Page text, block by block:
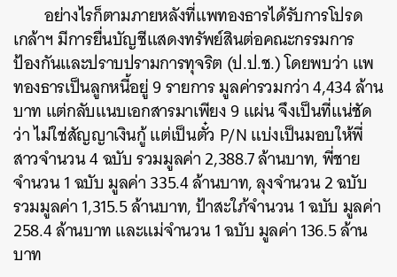
อย่างไรก็ตามภายหลังที่แพทองธารได้รับการโปรด
เกล้าฯ มีการยื่นบัญชีแสดงทรัพย์สินต่อคณะกรรมการ
ป้องกันและปราบปรามการทุจริต (ป.ป.ช.) โดยพบว่า แพ
ทองธารเป็นลูกหนี้อยู่ 9 รายการ มูลค่ารวมกว่า 4,434 ล้าน
บาท แต่กลับแนบเอกสารมาเพียง 9 แผ่น จึงเป็นที่แน่ชัด
ว่า ไม่ใช่สัญญาเงินกู้ แต่เป็นตั๋ว P/N แบ่งเป็นมอบให้พี่
สาวจำนวน 4 ฉบับ รวมมูลค่า 2,388.7 ล้านบาท, พี่ชาย
จำนวน 1 ฉบับ มูลค่า 335.4 ล้านบาท, ลุงจำนวน 2 ฉบับ
รวมมูลค่า 1,315.5 ล้านบาท, ป้าสะใภ้จำนวน 1 ฉบับ มูลค่า
258.4 ล้านบาท และแม่จำนวน 1 ฉบับ มูลค่า 136.5 ล้าน
บาท